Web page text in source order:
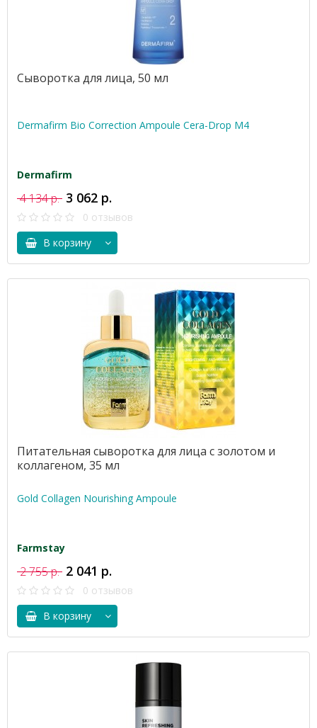
Сыворотка для лица, 50 мл
Dermafirm Bio Correction Ampoule Cera-Drop M4
Dermafirm
4 134 р. 3 062 р.
0 отзывов
В корзину
Питательная сыворотка для лица с золотом и
коллагеном, 35 мл
Gold Collagen Nourishing Ampoule
Farmstay
2 755 р. 2 041 р.
0 отзывов
В корзину